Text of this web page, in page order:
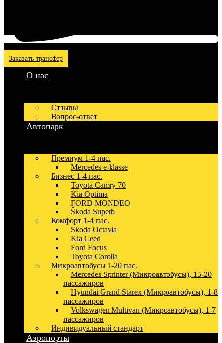
Заказать трансфер
О нас
Отзывы
Вопрос-ответ
Автопарк
Премиум 1-4 пас.
Mercedes e-klasse
Бизнес 1-4 пас.
Toyota Camry 70
Kia Optima
FORD MONDEO
Škoda Superb
Комфорт 1-4 пас.
Skoda Octavia
Kia Ceed
Ford Focus
Toyota Corolla
Микроавтобусы 1-20 пас.
Mercedes Sprinter (Микроавтобусы), 15-20
пассажиров
Hyundai Grand Starex (Микроавтобусы), 1-8
пассажиров
Volkswagen Multivan (Микроавтобусы), 1-7
пассажиров
Индивидуальный стандарт
Аэропорты